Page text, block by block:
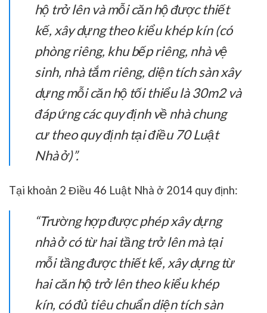
hộ trở lên và mỗi căn hộ được thiết
kế, xây dựng theo kiểu khép kín (có
phòng riêng, khu bếp riêng, nhà vệ
sinh, nhà tắm riêng, diện tích sàn xây
dựng mỗi căn hộ tối thiểu là 30m2 và
đáp ứng các quy định về nhà chung
cư theo quy định tại điều 70 Luật
Nhà ở)”.
Tại khoản 2 Điều 46 Luật Nhà ở 2014 quy định:
“Trường hợp được phép xây dựng
nhà ở có từ hai tầng trở lên mà tại
mỗi tầng được thiết kế, xây dựng từ
hai căn hộ trở lên theo kiểu khép
kín, có đủ tiêu chuẩn diện tích sàn